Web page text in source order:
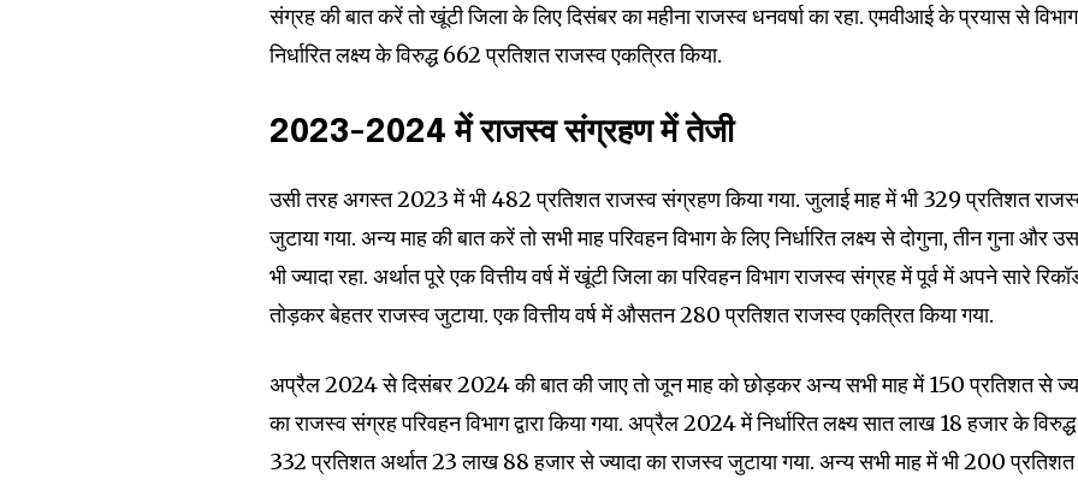
To subscribe, simply enter your email address on our website or click
the subscribe button below. Don't worry, we respect your privacy and
32,111
Followers
32,214
संग्रह की बात करें तो खूंटी जिला के लिए दिसंबर का महीना राजस्व धनवर्षा का रहा. एमवीआई के प्रयास से
निर्धारित लक्ष्य के विरुद्ध 662 प्रतिशत राजस्व एकत्रित किया.
2023-2024 में राजस्व संग्रहण में तेजी
उसी तरह अगस्त 2023 में भी 482 प्रतिशत राजस्व संग्रहण किया गया. जुलाई माह में भी 329 प्रतिशत
जुटाया गया. अन्य माह की बात करें तो सभी माह परिवहन विभाग के लिए निर्धारित लक्ष्य से दोगुना, तीन गुना और
भी ज्यादा रहा. अर्थात पूरे एक वित्तीय वर्ष में खूंटी जिला का परिवहन विभाग राजस्व संग्रह में पूर्व में अपने सारे
तोड़कर बेहतर राजस्व जुटाया. एक वित्तीय वर्ष में औसतन 280 प्रतिशत राजस्व एकत्रित किया गया.
अप्रैल 2024 से दिसंबर 2024 की बात की जाए तो जून माह को छोड़कर अन्य सभी माह में 150 प्रतिशत से
का राजस्व संग्रह परिवहन विभाग द्वारा किया गया. अप्रैल 2024 में निर्धारित लक्ष्य सात लाख 18 हजार के विरुद्ध
332 प्रतिशत अर्थात 23 लाख 88 हजार से ज्यादा का राजस्व जुटाया गया. अन्य सभी माह में भी 200